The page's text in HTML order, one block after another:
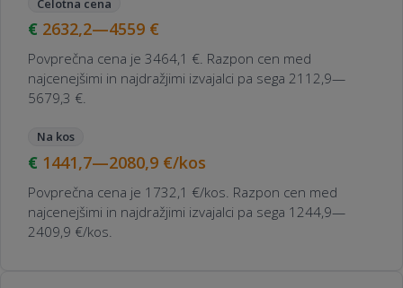
2632,2—4559 €
Povprečna cena je 3464,1 €. Razpon cen med
najcenejšimi in najdražjimi izvajalci pa sega 2112,9—
5679,3 €.
Na kos
1441,7—2080,9 €/kos
Povprečna cena je 1732,1 €/kos. Razpon cen med
najcenejšimi in najdražjimi izvajalci pa sega 1244,9—
2409,9 €/kos.